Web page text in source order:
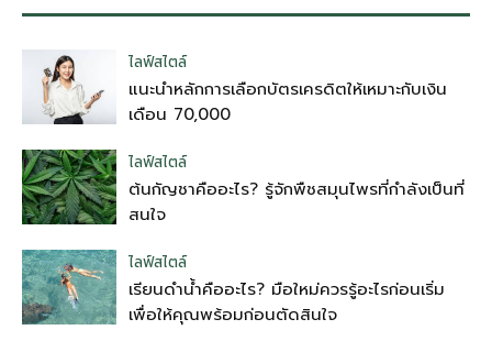
ไลฟ์สไตล์
แนะนำหลักการเลือกบัตรเครดิตให้เหมาะกับเงิน
เดือน 70,000
ไลฟ์สไตล์
ต้นกัญชาคืออะไร? รู้จักพืชสมุนไพรที่กำลังเป็นที่
สนใจ
ไลฟ์สไตล์
เรียนดำน้ำคืออะไร? มือใหม่ควรรู้อะไรก่อนเริ่ม
เพื่อให้คุณพร้อมก่อนตัดสินใจ